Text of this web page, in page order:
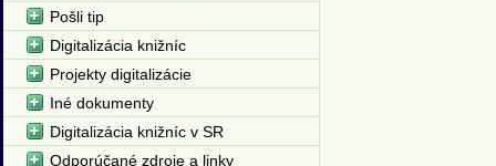
Pošli tip
Digitalizácia knižníc
Projekty digitalizácie
Iné dokumenty
Digitalizácia knižníc v SR
Odporúčané zdroje a linky